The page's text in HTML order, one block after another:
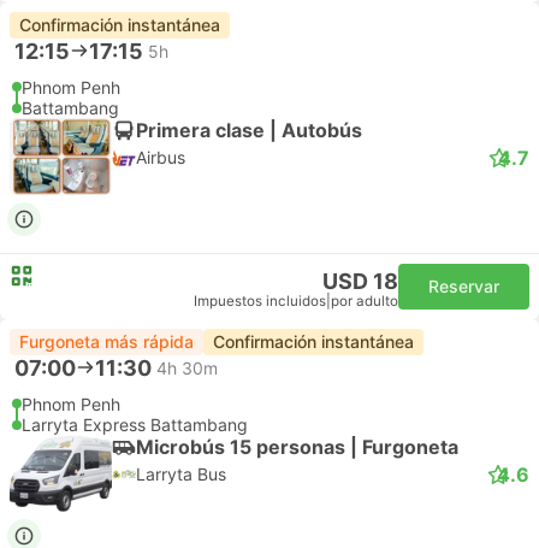
Confirmación instantánea
12:15 17:15 5h
Phnom Penh
Battambang
Primera clase | Autobús
Airbus 4.7
USD 18
Impuestos incluidos por adulto
Reservar
Furgoneta más rápida Confirmación instantánea
07:00 11:30 4h 30m
Phnom Penh
Larryta Express Battambang
Microbús 15 personas | Furgoneta
Larryta Bus 4.6